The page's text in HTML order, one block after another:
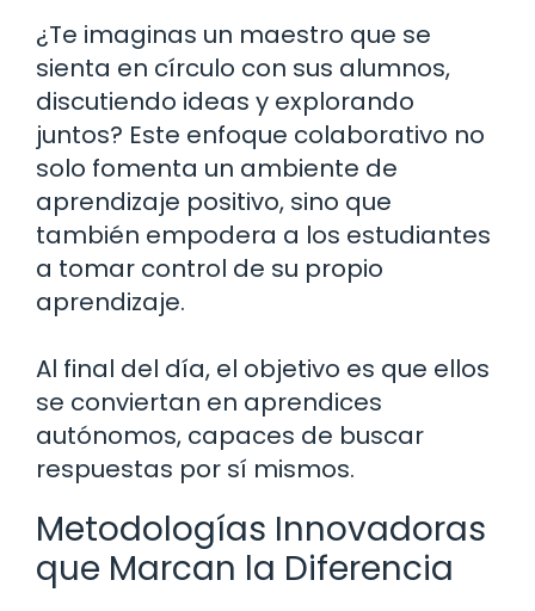
¿Te imaginas un maestro que se
sienta en círculo con sus alumnos,
discutiendo ideas y explorando
juntos? Este enfoque colaborativo no
solo fomenta un ambiente de
aprendizaje positivo, sino que
también empodera a los estudiantes
a tomar control de su propio
aprendizaje.
Al final del día, el objetivo es que ellos
se conviertan en aprendices
autónomos, capaces de buscar
respuestas por sí mismos.
Metodologías Innovadoras
que Marcan la Diferencia